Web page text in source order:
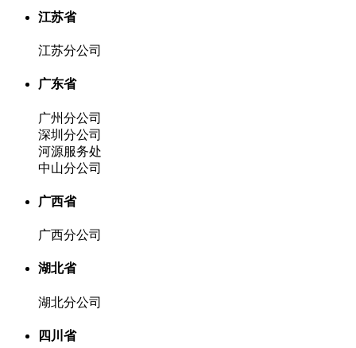
江苏省
江苏分公司
广东省
广州分公司
深圳分公司
河源服务处
中山分公司
广西省
广西分公司
湖北省
湖北分公司
四川省